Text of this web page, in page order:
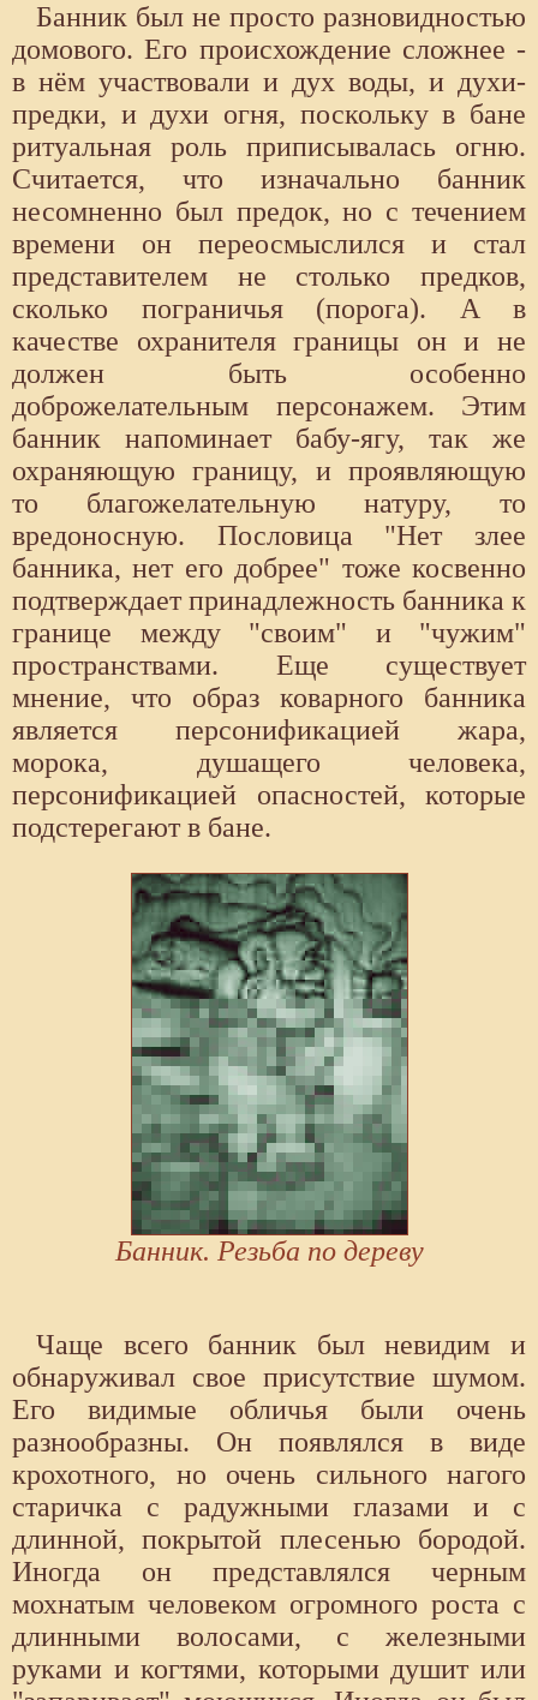
Банник был не просто разновидностью
домового. Его происхождение сложнее -
в нём участвовали и дух воды, и духи-
предки, и духи огня, поскольку в бане
ритуальная роль приписывалась огню.
Считается, что изначально банник
несомненно был предок, но с течением
времени он переосмыслился и стал
представителем не столько предков,
сколько пограничья (порога). А в
качестве охранителя границы он и не
должен быть особенно
доброжелательным персонажем. Этим
банник напоминает бабу-ягу, так же
охраняющую границу, и проявляющую
то благожелательную натуру, то
вредоносную. Пословица "Нет злее
банника, нет его добрее" тоже косвенно
подтверждает принадлежность банника к
границе между "своим" и "чужим"
пространствами. Еще существует
мнение, что образ коварного банника
является персонификацией жара,
морока, душащего человека,
персонификацией опасностей, которые
подстерегают в бане.
Банник. Резьба по дереву
Чаще всего банник был невидим и
обнаруживал свое присутствие шумом.
Его видимые обличья были очень
разнообразны. Он появлялся в виде
крохотного, но очень сильного нагого
старичка с радужными глазами и с
длинной, покрытой плесенью бородой.
Иногда он представлялся черным
мохнатым человеком огромного роста с
длинными волосами, с железными
руками и когтями, которыми душит или